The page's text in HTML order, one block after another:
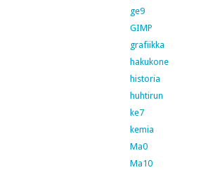
ge9
GIMP
grafiikka
hakukone
historia
huhtirun
ke7
kemia
Ma0
Ma10